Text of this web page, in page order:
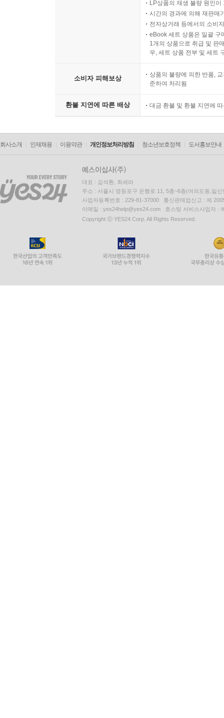
LP상품의 재생 불량 원인
시간의 경과에 의해 재판매
전자상거래 등에서의 소비
eBook 세트 상품은 일괄 구
1개의 상품으로 취급 및 판
우, 세트 상품 전부 및 세트
소비자 피해보상
상품의 불량에 의한 반품,
준하여 처리됨
환불 지연에 따른 배상 대금 환불 및 환불 지연에
회사소개 인재채용 이용약관 개인정보처리방침 청소년보호정책 도서홍보안내
대표 : 김석환, 최세라
주소 : 서울시 영등포구 은행로 11, 5층~6층(여의도동,일신
사업자등록번호 : 229-81-37000 통신판매업신고 : 제
이메일 : yes24help@yes24.com 호스팅 서비스사업자 :
Copyright ⓒ YES24 Corp. All Rights Reserved.